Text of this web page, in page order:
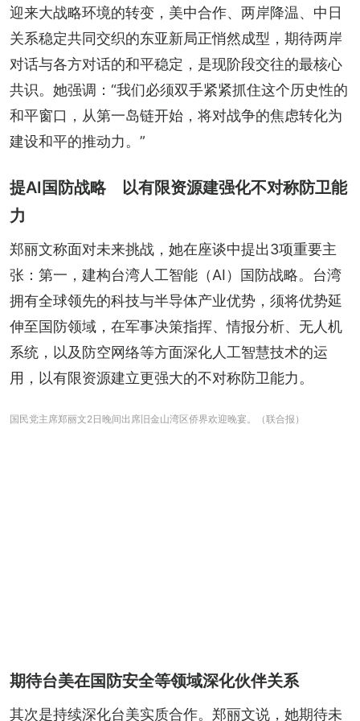
迎来大战略环境的转变，美中合作、两岸降温、中日
关系稳定共同交织的东亚新局正悄然成型，期待两岸
对话与各方对话的和平稳定，是现阶段交往的最核心
共识。她强调：“我们必须双手紧紧抓住这个历史性的
和平窗口，从第一岛链开始，将对战争的焦虑转化为
建设和平的推动力。”
提AI国防战略 以有限资源建强化不对称防卫能
力
郑丽文称面对未来挑战，她在座谈中提出3项重要主
张：第一，建构台湾人工智能（AI）国防战略。台湾
拥有全球领先的科技与半导体产业优势，须将优势延
伸至国防领域，在军事决策指挥、情报分析、无人机
系统，以及防空网络等方面深化人工智慧技术的运
用，以有限资源建立更强大的不对称防卫能力。
国民党主席郑丽文2日晚间出席旧金山湾区侨界欢迎晚宴。（联合报）
期待台美在国防安全等领域深化伙伴关系
其次是持续深化台美实质合作。郑丽文说，她期待未